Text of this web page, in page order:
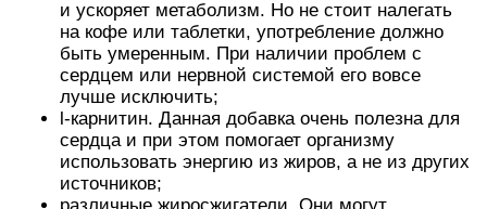
и ускоряет метаболизм. Но не стоит налегать
на кофе или таблетки, употребление должно
быть умеренным. При наличии проблем с
сердцем или нервной системой его вовсе
лучше исключить;
l-карнитин. Данная добавка очень полезна для
сердца и при этом помогает организму
использовать энергию из жиров, а не из других
источников;